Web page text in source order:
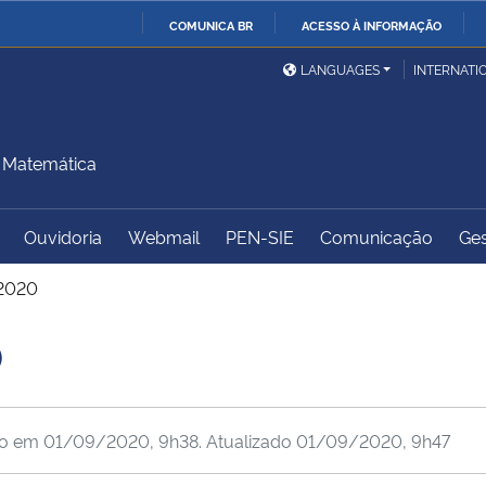
COMUNICA BR ACESSO À INFORMAÇÃO
Ministério da Defesa
Ministério das Relações
Exteriores
Ministério do
Controladoria-Geral da
LANGUAGES
Ouvidoria Webmail PEN-SIE Comunicação
em 01/09/2020, 9h38. Atualizado 01/09/2020, 9h47